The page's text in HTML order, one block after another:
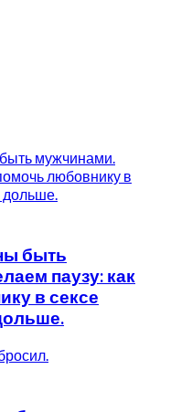
быть
паузу: как
в сексе